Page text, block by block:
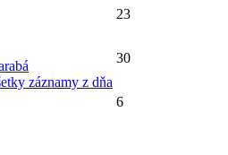
23
záznamy z dňa
30
6